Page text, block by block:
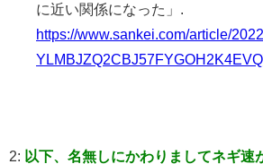
に近い関係になった」.
https://www.sankei.com/article/
2: 以下、名無しにかわりましてネギ速